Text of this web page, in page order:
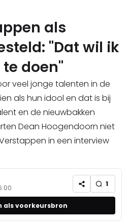
als
"Dat wil ik
doen"
veel jonge talenten in de
als hun idool en dat is bij
en de nieuwbakken
Dean Hoogendoorn niet
in een interview
1
als voorkeursbron